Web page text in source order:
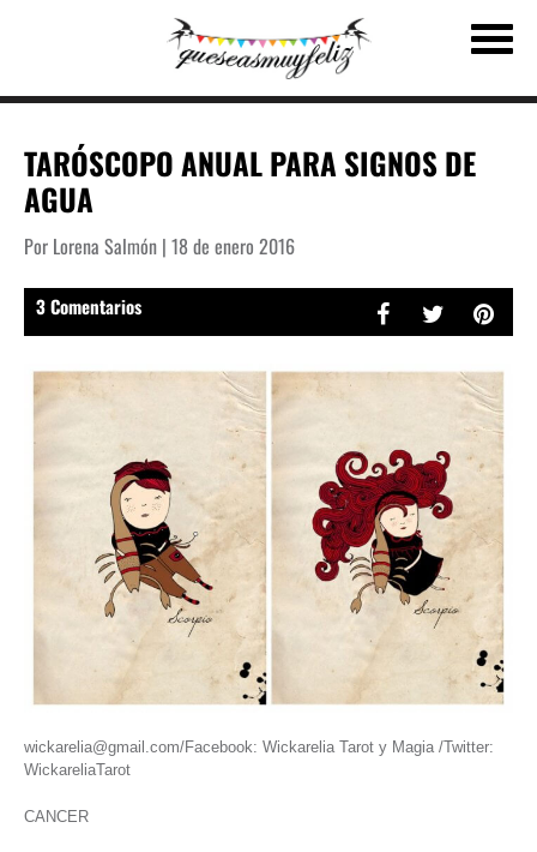
TARÓSCOPO ANUAL PARA SIGNOS DE
AGUA
Por Lorena Salmón | 18 de enero 2016
3 Comentarios
wickarelia@gmail.com/Facebook: Wickarelia Tarot y Magia /Twitter:
WickareliaTarot
CANCER